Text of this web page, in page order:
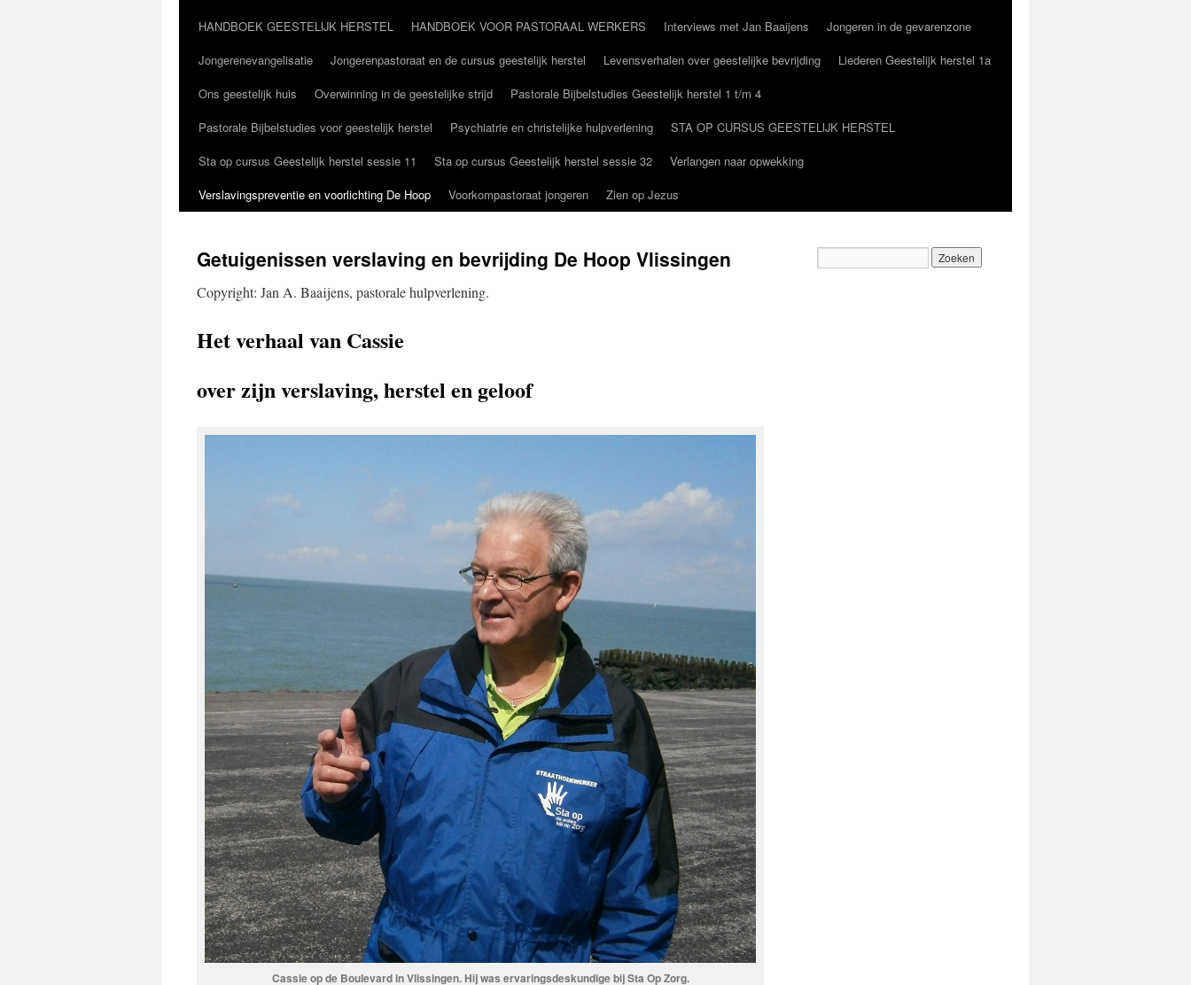
HANDBOEK GEESTELIJK HERSTEL
HANDBOEK VOOR PASTORAAL WERKERS Interviews met Jan Baaijens
Jongeren in de gevarenzone
Jongerenevangelisatie
Jongerenpastoraat en de cursus geestelijk herstel Levensverhalen over geestelijke bevrijding
Liederen Geestelijk herstel 1a
Ons geestelijk huis
Overwinning in de geestelijke strijd
Pastorale Bijbelstudies Geestelijk herstel 1 t/m 4
Pastorale Bijbelstudies voor geestelijk herstel
Psychiatrie en christelijke hulpverlening
STA OP CURSUS GEESTELIJK HERSTEL
Sta op cursus Geestelijk herstel sessie 11
Sta op cursus Geestelijk herstel sessie 32
Verlangen naar opwekking
Verslavingspreventie en voorlichting De Hoop
Voorkompastoraat jongeren Zien op Jezus
Getuigenissen verslaving en bevrijding De Hoop Vlissingen
Copyright: Jan A. Baaijens, pastorale hulpverlening.
Het verhaal van Cassie
over zijn verslaving, herstel en geloof
Cassie op de Boulevard in Vlissingen. Hij was ervaringsdeskundige bij Sta Op Zorg.